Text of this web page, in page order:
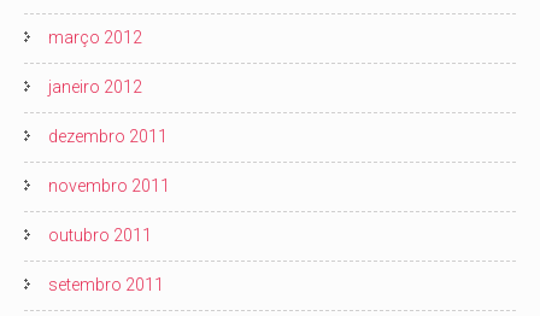
março 2012
janeiro 2012
dezembro 2011
novembro 2011
outubro 2011
setembro 2011